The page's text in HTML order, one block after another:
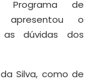
de
apresentou o
dúvidas dos
Silva, como de